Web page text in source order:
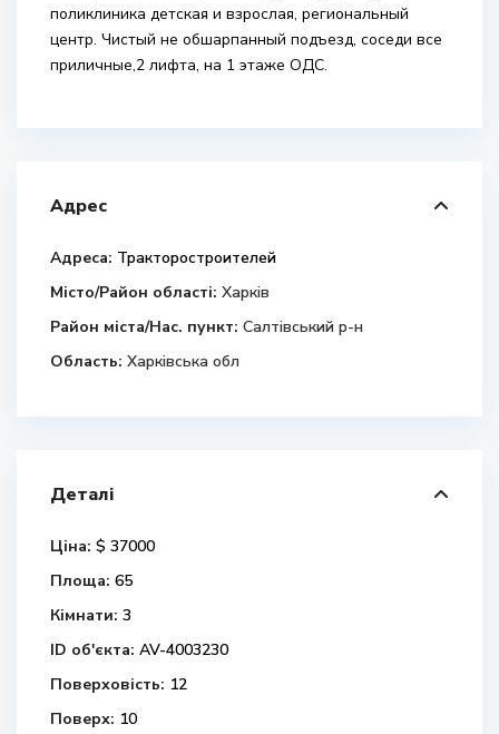
поликлиника детская и взрослая, региональный
центр. Чистый не обшарпанный подъезд, соседи все
приличные,2 лифта, на 1 этаже ОДС.
Адрес
Адреса: Тракторостроителей
Місто/Район області: Харків
Район міста/Нас. пункт: Салтівський р-н
Область: Харківська обл
Деталі
Ціна: $ 37000
Площа: 65
Кімнати: 3
ID об'єкта: AV-4003230
Поверховість: 12
Поверх: 10